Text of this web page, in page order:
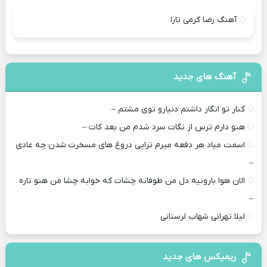
آهنگ رضا کرمی تارا
آهنگ های جدید
کنار تو انگار داشتم دنیارو توی مشتم –
هنو دارم ترس از نگات سرد شدم من بعد کات –
اسمت میاد هر دفعه میرم تراپی دروغ‌ های مسخرت شدن چه عادی
–
الان هوا بارونیه دل من طوفانه چشات که خوابه چشا من هنو تاره
–
لیلا تهرانی شهاب لرستانی
ریمیکس های جدید